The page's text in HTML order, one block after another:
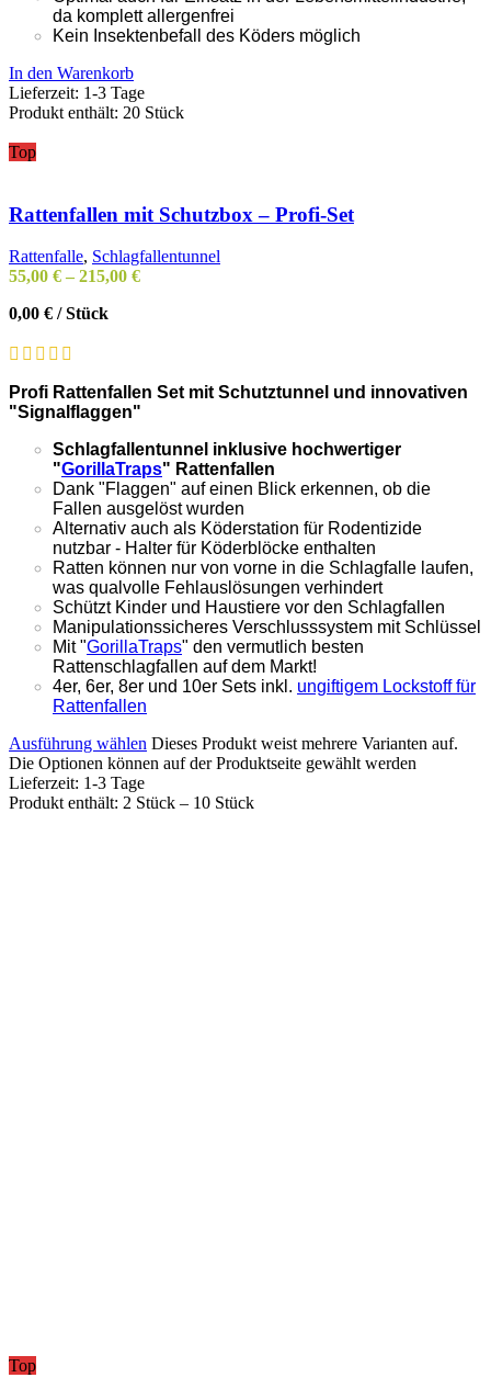
da komplett allergenfrei
Kein Insektenbefall des Köders möglich
In den Warenkorb
Lieferzeit: 1-3 Tage
Produkt enthält: 20 Stück
Top
Rattenfallen mit Schutzbox – Profi-Set
Rattenfalle, Schlagfallentunnel
55,00 € – 215,00 €
0,00 € /Stück
Profi Rattenfallen Set mit Schutztunnel und innovativen
"Signalflaggen"
Schlagfallentunnel inklusive hochwertiger
"GorillaTraps" Rattenfallen
Dank "Flaggen" auf einen Blick erkennen, ob die
Fallen ausgelöst wurden
Alternativ auch als Köderstation für Rodentizide
nutzbar - Halter für Köderblöcke enthalten
Ratten können nur von vorne in die Schlagfalle laufen,
was qualvolle Fehlauslösungen verhindert
Schützt Kinder und Haustiere vor den Schlagfallen
Manipulationssicheres Verschlusssystem mit Schlüssel
Mit "GorillaTraps" den vermutlich besten
Rattenschlagfallen auf dem Markt!
4er, 6er, 8er und 10er Sets inkl. ungiftigem Lockstoff für
Rattenfallen
Ausführung wählen Dieses Produkt weist mehrere Varianten auf.
Die Optionen können auf der Produktseite gewählt werden
Lieferzeit: 1-3 Tage
Produkt enthält: 2 Stück – 10 Stück
Top